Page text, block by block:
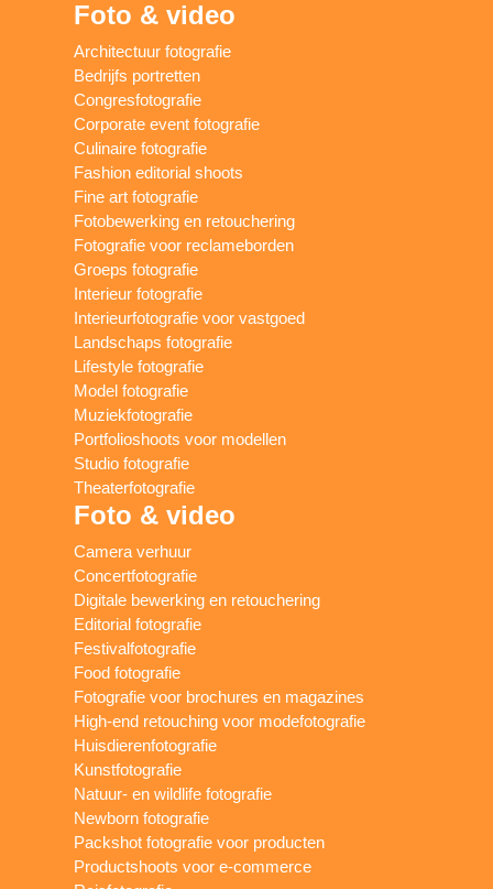
Foto & video
Architectuur fotografie
Bedrijfs portretten
Congresfotografie
Corporate event fotografie
Culinaire fotografie
Fashion editorial shoots
Fine art fotografie
Fotobewerking en retouchering
Fotografie voor reclameborden
Groeps fotografie
Interieur fotografie
Interieurfotografie voor vastgoed
Landschaps fotografie
Lifestyle fotografie
Model fotografie
Muziekfotografie
Portfolioshoots voor modellen
Studio fotografie
Theaterfotografie
Foto & video
Camera verhuur
Concertfotografie
Digitale bewerking en retouchering
Editorial fotografie
Festivalfotografie
Food fotografie
Fotografie voor brochures en magazines
High-end retouching voor modefotografie
Huisdierenfotografie
Kunstfotografie
Natuur- en wildlife fotografie
Newborn fotografie
Packshot fotografie voor producten
Productshoots voor e-commerce